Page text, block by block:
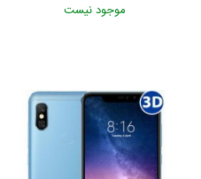
موجود نیست